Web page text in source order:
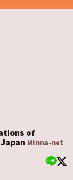
of
Minna-net